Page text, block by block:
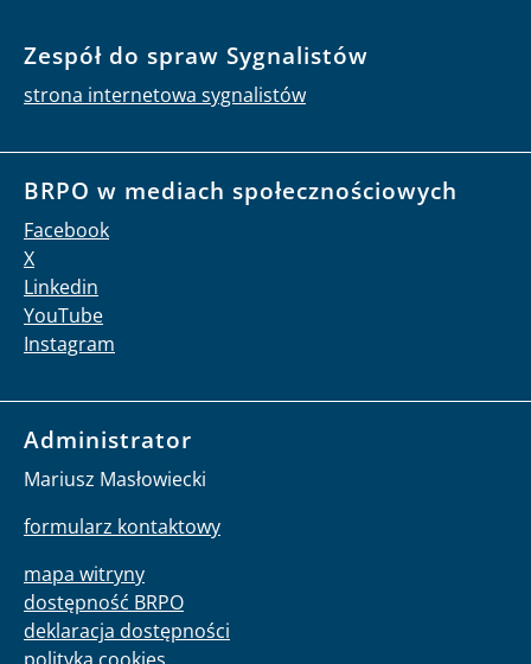
Zespół do spraw Sygnalistów
strona internetowa sygnalistów
BRPO w mediach społecznościowych
Facebook
X
Linkedin
YouTube
Instagram
Administrator
Mariusz Masłowiecki
formularz kontaktowy
mapa witryny
dostępność BRPO
deklaracja dostępności